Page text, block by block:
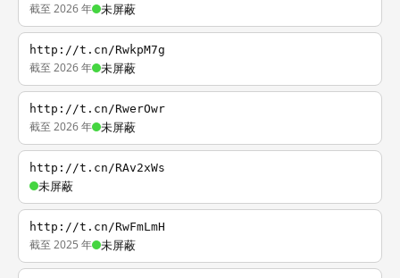
截至 2026 年 未屏蔽
http://t.cn/RwkpM7g
截至 2026 年 未屏蔽
http://t.cn/RwerOwr
截至 2026 年 未屏蔽
http://t.cn/RAv2xWs
未屏蔽
http://t.cn/RwFmLmH
截至 2025 年 未屏蔽